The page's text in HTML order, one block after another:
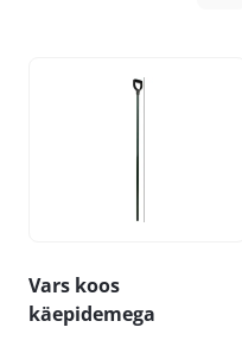
Vars koos
käepidemega